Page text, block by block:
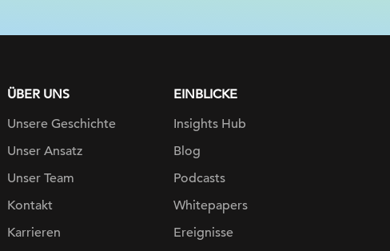
ÜBER UNS
Unsere Geschichte
Unser Ansatz
Unser Team
Kontakt
Karrieren
EINBLICKE
Insights Hub
Blog
Podcasts
Whitepapers
Ereignisse